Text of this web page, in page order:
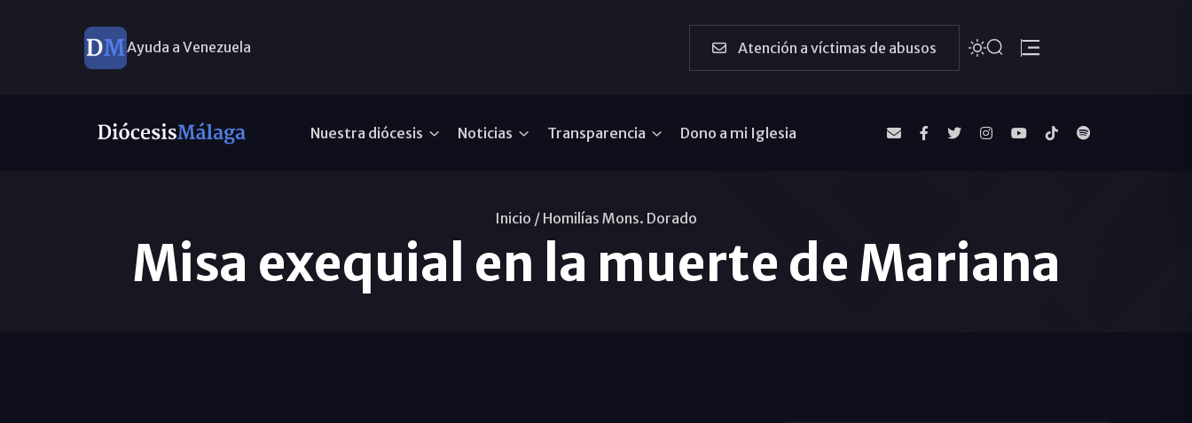
Ayuda a Venezuela Atención a víctimas de abusos
Nuestra diócesis Noticias Transparencia Dono a mi Iglesia
Inicio / Homilías Mons. Dorado
Misa exequial en la muerte de Mariana